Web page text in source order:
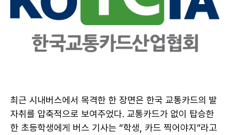
최근 시내버스에서 목격한 한 장면은 한국 교통카드의 발
자취를 압축적으로 보여주었다. 교통카드가 없이 탑승한
한 초등학생에게 버스 기사는 “학생, 카드 찍어야지”라고